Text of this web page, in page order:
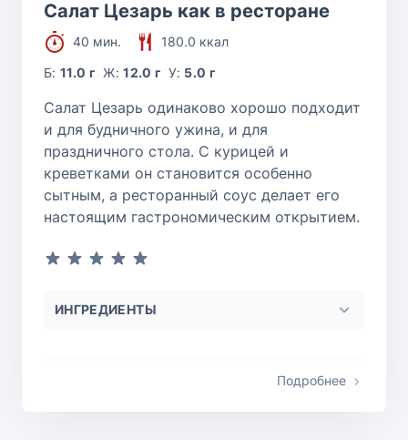
Салат Цезарь как в ресторане
40 мин.
180.0 ккал
Б:11.0 г Ж:12.0 г У: 5.0 г
Салат Цезарь одинаково хорошо подходит
и для будничного ужина, и для
праздничного стола. С курицей и
креветками он становится особенно
сытным, а ресторанный соус делает его
настоящим гастрономическим открытием.
ИНГРЕДИЕНТЫ
Подробнее